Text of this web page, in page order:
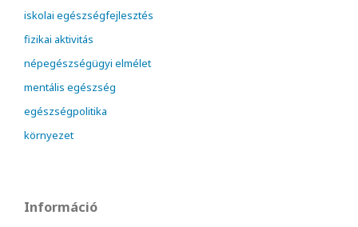
iskolai egészségfejlesztés
fizikai aktivitás
népegészségügyi elmélet
mentális egészség
egészségpolitika
környezet
Információ